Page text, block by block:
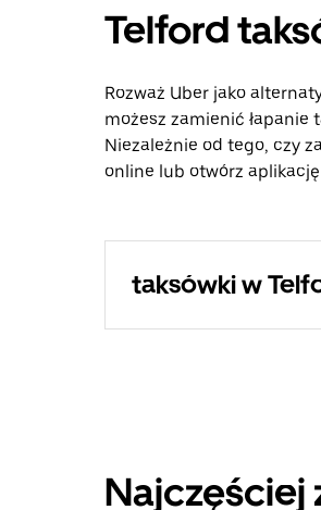
Telford
Rozważ Uber jako
możesz zamienić łapanie
Niezależnie od tego, czy
online lub otwórz
taksówki w
Najczęściej